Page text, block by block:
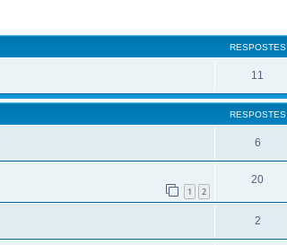
RESPOSTES
11
RESPOSTES
6
1 2
20
2